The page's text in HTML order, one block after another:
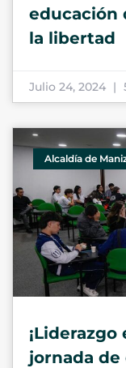
educación
la libertad
Julio 24, 2024
Alcaldía de
jornada de